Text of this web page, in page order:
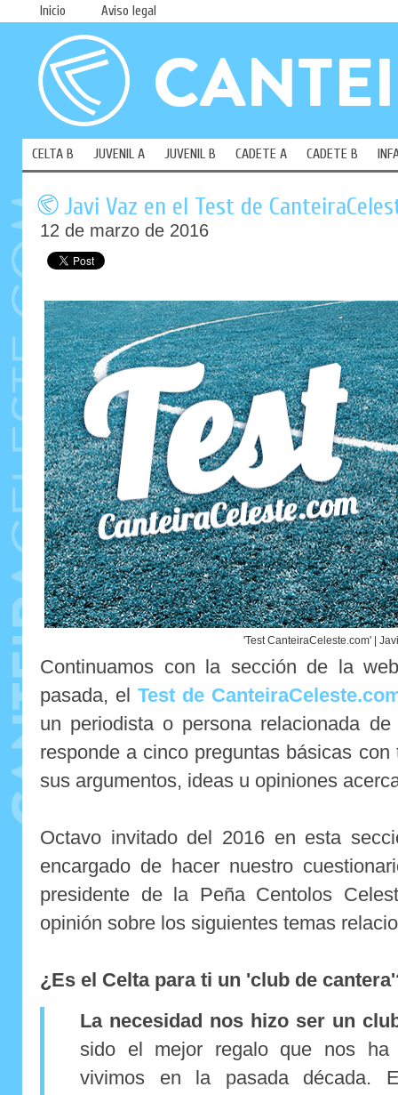
Inicio Aviso legal
CELTA B JUVENIL A JUVENIL B CADETE A CADETE B
Javi Vaz en el Test de
12 de marzo de 2016
'Test CanteiraCeleste.com' |
Continuamos con la sección de la
pasada, el Test de
un periodista o persona relacionada
responde a cinco preguntas básicas
sus argumentos, ideas u opiniones
Octavo invitado del 2016 en esta
encargado de hacer nuestro
presidente de la Peña Centolos
opinión sobre los siguientes temas
¿Es el Celta para ti un 'club de
La necesidad nos hizo ser un
sido el mejor regalo que nos
vivimos en la pasada década.